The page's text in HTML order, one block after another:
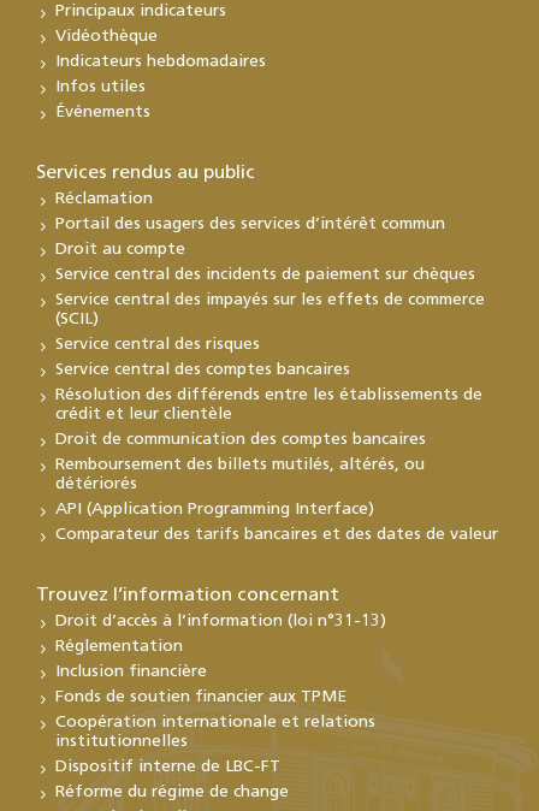
Principaux indicateurs
Vidéothèque
Indicateurs hebdomadaires
Infos utiles
Événements
Services rendus au public
Réclamation
Portail des usagers des services d’intérêt commun
Droit au compte
Service central des incidents de paiement sur chèques
Service central des impayés sur les effets de commerce
(SCIL)
Service central des risques
Service central des comptes bancaires
Résolution des différends entre les établissements de
crédit et leur clientèle
Droit de communication des comptes bancaires
Remboursement des billets mutilés, altérés, ou
détériorés
API (Application Programming Interface)
Comparateur des tarifs bancaires et des dates de valeur
Trouvez l’information concernant
Droit d’accès à l’information (loi n°31-13)
Réglementation
Inclusion financière
Fonds de soutien financier aux TPME
Coopération internationale et relations
institutionnelles
Dispositif interne de LBC-FT
Réforme du régime de change